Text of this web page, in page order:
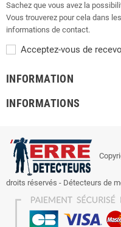
Sachez que vous avez la
Vous trouverez pour cela dans
informations de contact.
Acceptez-vous de
INFORMATION
INFORMATIONS
droits réservés - Détecteurs de